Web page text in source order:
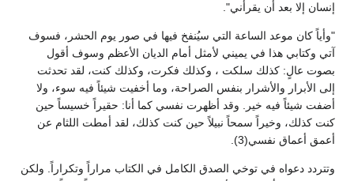
إنسان إلا بعد أن يقرأني".
"وأياً كان موعد الساعة التي سيُنفخ فيها في صور يوم الحشر، فسوف
آتي وكتابي هذا في يميني لأمثل أمام الديان الأعظم وسوف أقول
بصوت عالٍ: كذلك سلكت ، وكذلك فكرت، وكذلك كنت، لقد تحدثت
إلى الأبرار والأشرار بنفس الصراحة، وما أخفيت شيئاً فيه سوء، ولا
أضفت شيئاً فيه خير. وقد أظهرت نفسي كما أنا: حقيراً خسيساً حين
كنت كذلك، وخيراً سمحاً نبيلاً حين كنت كذلك، لقد أمطت اللثام عن
أعمق أعماق نفسي(3).
وتتردد دعواه في توخي الصدق الكامل في الكتاب مراراً وتكراراً. ولكن